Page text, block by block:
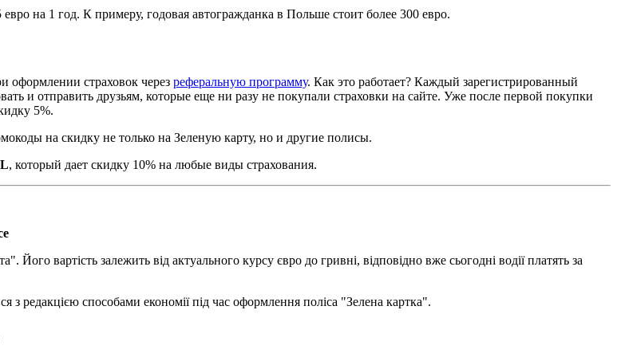
на 1 год. К примеру, годовая автогражданка в Польше стоит более 300 евро.
оформлении страховок через реферальную программу. Как это работает? Каждый зарегистрированный
и отправить друзьям, которые еще ни разу не покупали страховки на сайте. Уже после первой покупки
5%.
на скидку не только на Зеленую карту, но и другие полисы.
, который дает скидку 10% на любые виды страхования.
вартість залежить від актуального курсу євро до гривні, відповідно вже сьогодні водії платять за
редакцією способами економії під час оформлення поліса "Зелена картка".